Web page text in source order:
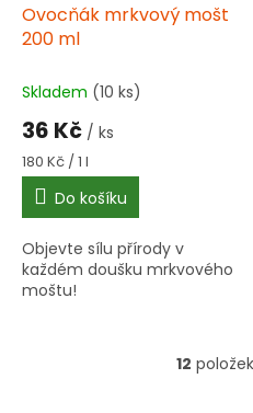
Ovocňák mrkvový mošt
200 ml
Skladem (10 ks)
36 Kč / ks
Měrná
cena:
180 Kč / 1 l
Do košíku
Objevte sílu přírody v
každém doušku mrkvového
moštu!
12